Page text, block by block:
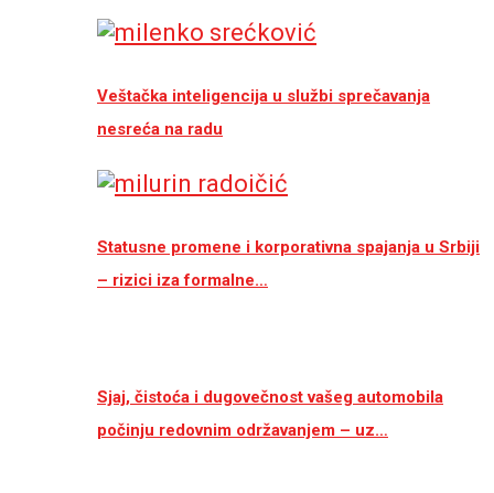
Veštačka inteligencija u službi sprečavanja
nesreća na radu
Statusne promene i korporativna spajanja u Srbiji
– rizici iza formalne…
Sjaj, čistoća i dugovečnost vašeg automobila
počinju redovnim održavanjem – uz…